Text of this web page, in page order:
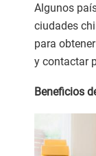
Algunos
ciudades
para
y contactar
Beneficios